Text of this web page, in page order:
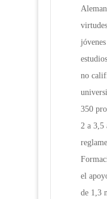
no
350
2 a 3,5
el
de 1,3